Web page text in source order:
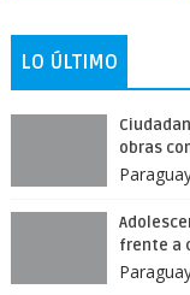
LO ÚLTIMO
obras
frente a